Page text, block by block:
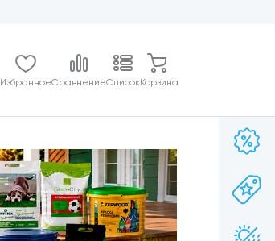
ИзбранноеСравнениеСписокКорзина